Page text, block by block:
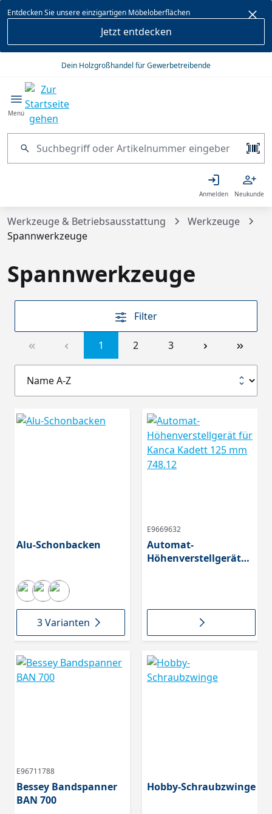
springen
Entdecken Sie unsere einzigartigen Möbeloberflächen
Jetzt entdecken
Dein Holzgroßhandel für Gewerbetreibende
Menü
Anmelden Neukunde
Werkzeuge & Betriebsausstattung
Werkzeuge
Spannwerkzeuge
Spannwerkzeuge
Filter
1 2 3
Alu-Schonbacken
3 Varianten
E9669632
Automat-
Höhenverstellgerät
E96711788
Bessey Bandspanner
BAN 700
Hobby-Schraubzwinge